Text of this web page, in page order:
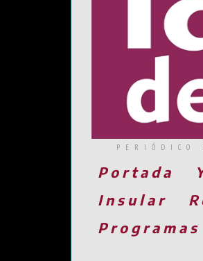
Portada
Insular